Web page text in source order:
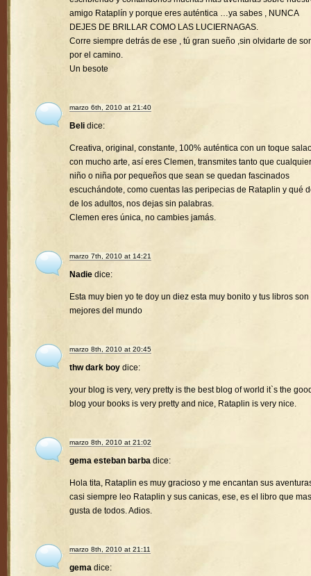
amigo Rataplín y porque eres auténtica …ya sabes , NUNCA
DEJES DE BRILLAR COMO LAS LUCIERNAGAS.
Corre siempre detrás de ese , tú gran sueño ,sin olvidarte de
por el camino.
Un besote
marzo 6th, 2010 at 21:40
Beli dice:
Creativa, original, constante, 100% auténtica con un toque
con mucho arte, así eres Clemen, transmites tanto que cualquier
niño o niña por pequeños que sean se quedan fascinados
escuchándote, como cuentas las peripecias de Rataplin y qué
de los adultos, nos dejas sin palabras.
Clemen eres única, no cambies jamás.
marzo 7th, 2010 at 14:21
Nadie dice:
Esta muy bien yo te doy un diez esta muy bonito y tus libros son
mejores del mundo
marzo 8th, 2010 at 20:45
thw dark boy dice:
your blog is very, very pretty is the best blog of world it`s the
blog your books is very pretty and nice, Rataplin is very nice.
marzo 8th, 2010 at 21:02
gema esteban barba dice:
Hola tita, Rataplin es muy gracioso y me encantan sus
casi siempre leo Rataplin y sus canicas, ese, es el libro que
gusta de todos. Adios.
marzo 8th, 2010 at 21:11
gema dice: